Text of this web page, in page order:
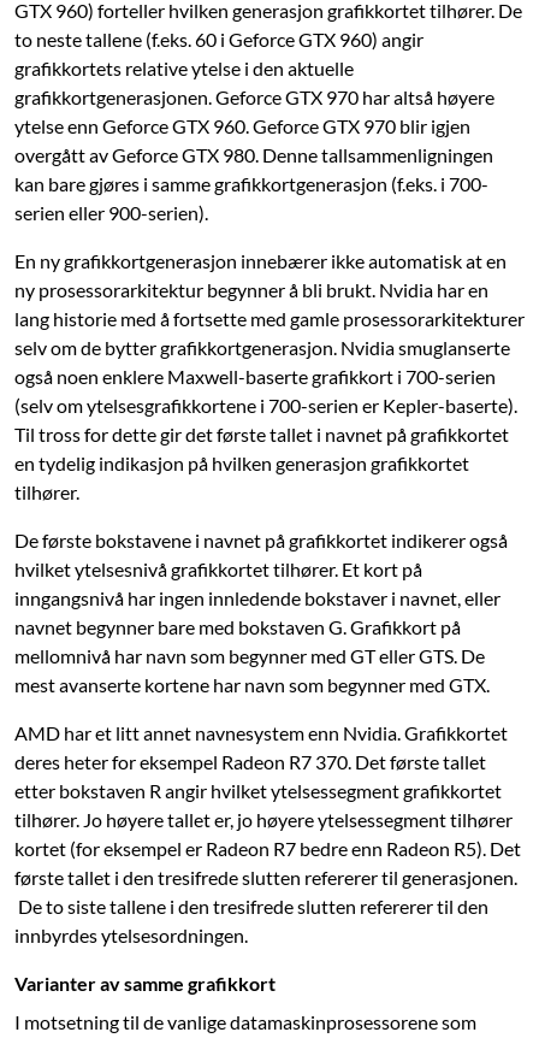
GTX 960) forteller hvilken generasjon grafikkortet tilhører. De
to neste tallene (f.eks. 60 i Geforce GTX 960) angir
grafikkortets relative ytelse i den ­aktuelle
grafikkortgenerasjonen. Geforce GTX 970 har altså høyere
ytelse enn Geforce GTX 960. Geforce GTX 970 blir igjen
overgått av Geforce GTX 980. Denne tallsammenligningen
kan bare gjøres i samme grafikkortgenerasjon (f.eks. i 700-
serien eller 900-serien).
En ny grafikkortgenerasjon innebærer ikke automatisk at en
ny prosessorarkitektur begynner å bli brukt. Nvidia har en
lang historie med å fortsette med gamle prosessorarkitekturer
selv om de bytter grafikkortgenerasjon. Nvidia smuglanserte
også noen enklere Maxwell-baserte grafikkort i 700-serien
(selv om ytelsesgrafikkortene i 700-serien er Kepler-baserte).
Til tross for dette gir det første tallet i navnet på grafikkortet
en tydelig indikasjon på hvilken generasjon grafikkortet
tilhører.
De første bokstavene i navnet på grafikkortet indikerer også
hvilket ytelsesnivå grafikkortet tilhører. Et kort på
inngangsnivå har ingen innledende bokstaver i navnet, eller
navnet begynner bare med bokstaven G. Grafikkort på
mellomnivå har navn som begynner med GT eller GTS. De
mest avanserte kortene har navn som begynner med GTX.
AMD har et litt annet navnesystem enn Nvidia. Grafikkortet
deres heter for eksempel Radeon R7 370. Det første tallet
etter bokstaven R angir hvilket ytelsessegment grafikkortet
tilhører. Jo høyere tallet er, jo høyere ytelsessegment tilhører
kortet (for eksempel er Radeon R7 bedre enn Radeon R5). Det
første tallet i den tresifrede slutten refererer til generasjonen.
De to siste tallene i den tresifrede slutten refererer til den
innbyrdes ytelsesordningen.
Varianter av samme grafikkort
I motsetning til de vanlige datamaskinprosessorene som